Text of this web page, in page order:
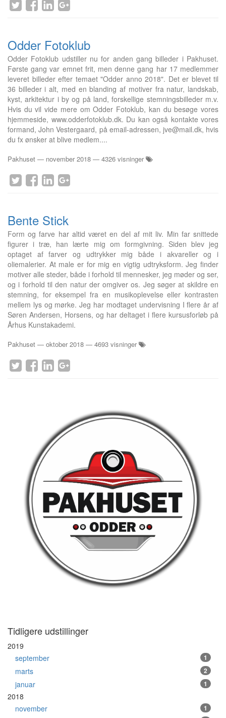
Odder Fotoklub
Odder Fotoklub udstiller nu for anden gang billeder i Pakhuset.
Første gang var emnet frit, men denne gang har 17 medlemmer
leveret billeder efter temaet "Odder anno 2018". Det er blevet til
36 billeder i alt, med en blanding af motiver fra natur, landskab,
kyst, arkitektur i by og på land, forskellige stemningsbilleder m.v.
Hvis du vil vide mere om Odder Fotoklub, kan du besøge vores
hjemmeside, www.odderfotoklub.dk. Du kan også kontakte vores
formand, John Vestergaard, på email-adressen, jve@mail.dk, hvis
du fx ønsker at blive medlem....
Pakhuset — november 2018 — 4326 visninger
Bente Stick
Form og farve har altid været en del af mit liv. Min far snittede
figurer i træ, han lærte mig om formgivning. Siden blev jeg
optaget af farver og udtrykker mig både i akvareller og i
oliemalerier. At male er for mig en vigtig udtryksform. Jeg finder
motiver alle steder, både i forhold til mennesker, jeg møder og ser,
og i forhold til den natur der omgiver os. Jeg søger at skildre en
stemning, for eksempel fra en musikoplevelse eller kontrasten
mellem lys og mørke. Jeg har modtaget undervisning I flere år af
Søren Andersen, Horsens, og har deltaget i flere kursusforløb på
Århus Kunstakademi.
Pakhuset — oktober 2018 — 4693 visninger
Tidligere udstillinger
2019
september
1
marts 2
januar 1
2018
november
1